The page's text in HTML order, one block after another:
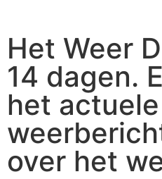
Het Weer
14 dagen.
het
over het